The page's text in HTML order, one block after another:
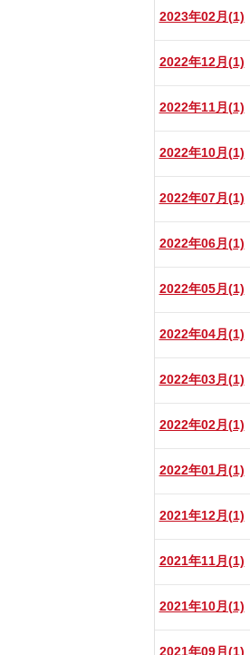
2023年02月(1)
2022年12月(1)
2022年11月(1)
2022年10月(1)
2022年07月(1)
2022年06月(1)
2022年05月(1)
2022年04月(1)
2022年03月(1)
2022年02月(1)
2022年01月(1)
2021年12月(1)
2021年11月(1)
2021年10月(1)
2021年09月(1)